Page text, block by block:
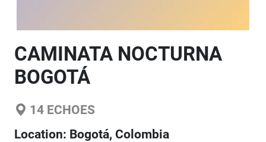
CAMINATA NOCTURNA
BOGOTÁ
14 ECHOES
Location: Bogotá, Colombia